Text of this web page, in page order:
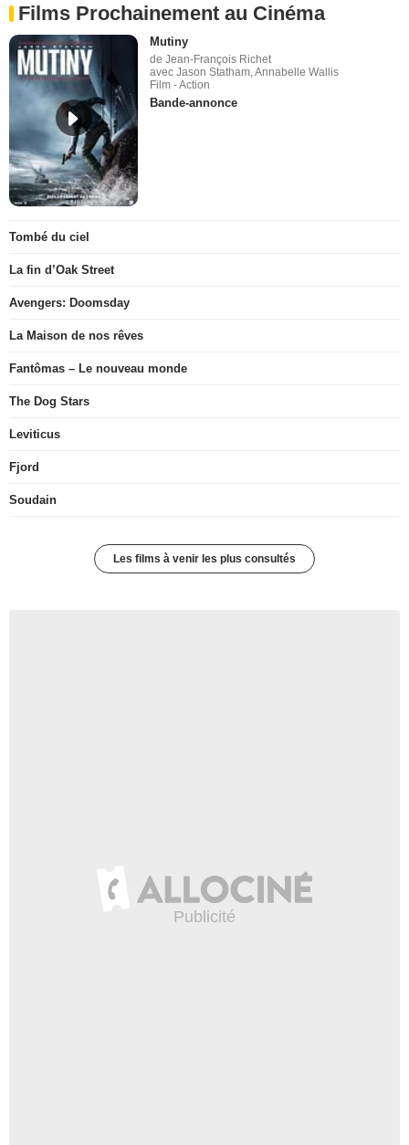
Films Prochainement au Cinéma
Mutiny
de Jean-François Richet
avec Jason Statham, Annabelle Wallis
Film - Action
Bande-annonce
Tombé du ciel
La fin d’Oak Street
Avengers: Doomsday
La Maison de nos rêves
Fantômas – Le nouveau monde
The Dog Stars
Leviticus
Fjord
Soudain
Les films à venir les plus consultés